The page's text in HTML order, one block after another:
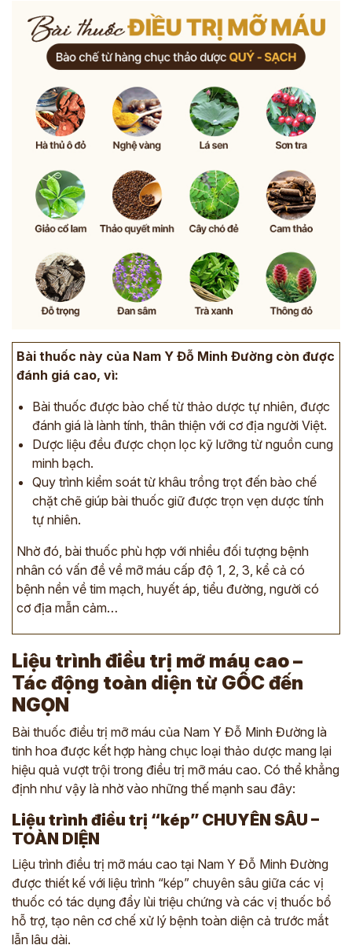
Bài thuốc này của Nam Y Đỗ Minh Đường còn được
đánh giá cao, vì:
Bài thuốc được bào chế từ thảo dược tự nhiên, được
đánh giá là lành tính, thân thiện với cơ địa người Việt.
Dược liệu đều được chọn lọc kỹ lưỡng từ nguồn cung
minh bạch.
Quy trình kiểm soát từ khâu trồng trọt đến bào chế
chặt chẽ giúp bài thuốc giữ được trọn vẹn dược tính
tự nhiên.
Nhờ đó, bài thuốc phù hợp với nhiều đối tượng bệnh
nhân có vấn đề về mỡ máu cấp độ 1, 2, 3, kể cả có
bệnh nền về tim mạch, huyết áp, tiểu đường, người có
cơ địa mẫn cảm…
Liệu trình điều trị mỡ máu cao –
Tác động toàn diện từ GỐC đến
NGỌN
Bài thuốc điều trị mỡ máu của Nam Y Đỗ Minh Đường là
tinh hoa được kết hợp hàng chục loại thảo dược mang lại
hiệu quả vượt trội trong điều trị mỡ máu cao. Có thể khẳng
định như vậy là nhờ vào những thế mạnh sau đây:
Liệu trình điều trị “kép” CHUYÊN SÂU –
TOÀN DIỆN
Liệu trình điều trị mỡ máu cao tại Nam Y Đỗ Minh Đường
được thiết kế với liệu trình “kép” chuyên sâu giữa các vị
thuốc có tác dụng đẩy lùi triệu chứng và các vị thuốc bổ
hỗ trợ, tạo nên cơ chế xử lý bệnh toàn diện cả trước mắt
lẫn lâu dài.